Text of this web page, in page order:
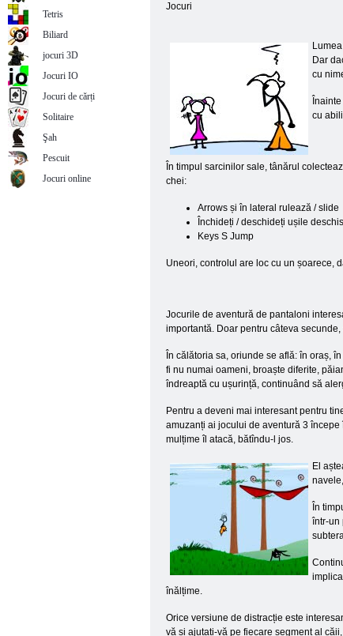
Jocuri
Dar
cu
cu
În timpul sarcinilor sale, tânărul
chei:
Arrows și în lateral rulează / slide
Închideți / deschideți ușile
Keys S Jump
Uneori, controlul are loc cu un șoarece,
Jocurile de aventură de pantaloni
importantă. Doar pentru câteva
În călătoria sa, oriunde se află: în oraș,
fi nu numai oameni, broaște diferite,
îndreaptă cu ușurință, continuând să
Pentru a deveni mai interesant pentru
amuzanți ai jocului de aventură 3
mulțime îl atacă, bătîndu-l jos.
El
În
într-un
înălțime.
Orice versiune de distracție este
vă și ajutați-vă pe fiecare segment al
Tetris
Biliard
jocuri 3D
Jocuri IO
Jocuri de cărți
Solitaire
Şah
Pescuit
Jocuri online